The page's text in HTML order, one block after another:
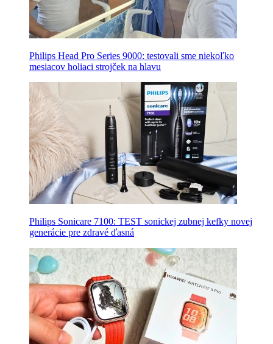
Philips Head Pro Series 9000: testovali sme niekoľko
mesiacov holiaci strojček na hlavu
Philips Sonicare 7100: TEST sonickej zubnej kefky novej
generácie pre zdravé ďasná